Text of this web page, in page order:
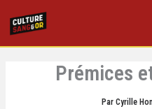
Prémices
Par Cyrille